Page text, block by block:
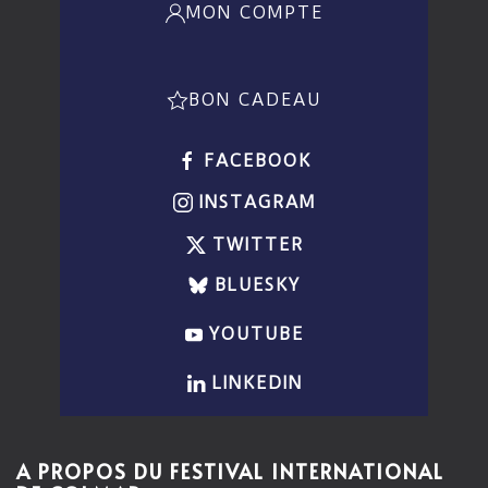
MON COMPTE
BON CADEAU
FACEBOOK
INSTAGRAM
TWITTER
BLUESKY
YOUTUBE
LINKEDIN
A PROPOS DU FESTIVAL INTERNATIONAL